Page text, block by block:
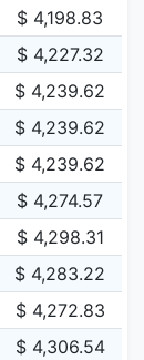
$ 4,198.83
$ 4,227.32
$ 4,239.62
$ 4,239.62
$ 4,239.62
$ 4,274.57
$ 4,298.31
$ 4,283.22
$ 4,272.83
$ 4,306.54